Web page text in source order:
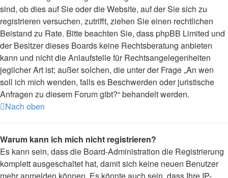
sind, ob dies auf Sie oder die Website, auf der Sie sich zu
registrieren versuchen, zutrifft, ziehen Sie einen rechtlichen
Beistand zu Rate. Bitte beachten Sie, dass phpBB Limited und
der Besitzer dieses Boards keine Rechtsberatung anbieten
kann und nicht die Anlaufstelle für Rechtsangelegenheiten
jeglicher Art ist; außer solchen, die unter der Frage „An wen
soll ich mich wenden, falls es Beschwerden oder juristische
Anfragen zu diesem Forum gibt?“ behandelt werden.
Nach oben
Warum kann ich mich nicht registrieren?
Es kann sein, dass die Board-Administration die Registrierung
komplett ausgeschaltet hat, damit sich keine neuen Benutzer